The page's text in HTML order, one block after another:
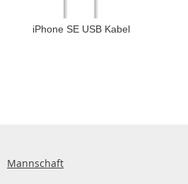
iPhone SE USB Kabel
Mannschaft